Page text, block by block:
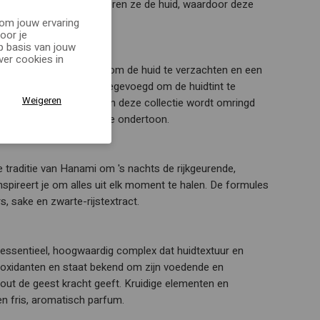
hydrateren en kalmeren ze de huid, waardoor deze
lichaamsverzorging om de huid te verzachten en een
vaak wordt toegevoegd om de huidtint te
van kersenbloesem in deze collectie wordt omringd
zachte, melkachtige ondertoon.
van Hanami om 's nachts de rijkgeurende,
je om alles uit elk moment te halen. De formules
sake en zwarte-rijstextract.
hoogwaardig complex dat huidtextuur en
en staat bekend om zijn voedende en
de geest kracht geeft. Kruidige elementen en
fris, aromatisch parfum.
jouw ervaring
je
basis van jouw
cookies in
Weigeren